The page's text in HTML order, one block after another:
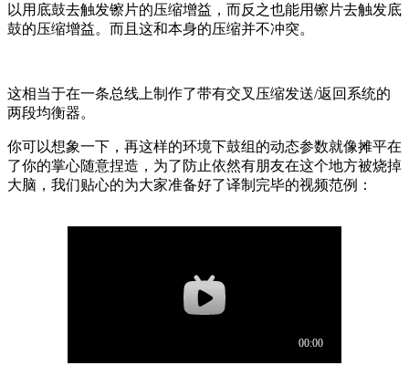
以用底鼓去触发镲片的压缩增益，而反之也能用镲片去触发底
鼓的压缩增益。而且这和本身的压缩并不冲突。
这相当于在一条总线上制作了带有交叉压缩发送/返回系统的
两段均衡器。
你可以想象一下，再这样的环境下鼓组的动态参数就像摊平在
了你的掌心随意捏造，为了防止依然有朋友在这个地方被烧掉
大脑，我们贴心的为大家准备好了译制完毕的视频范例：